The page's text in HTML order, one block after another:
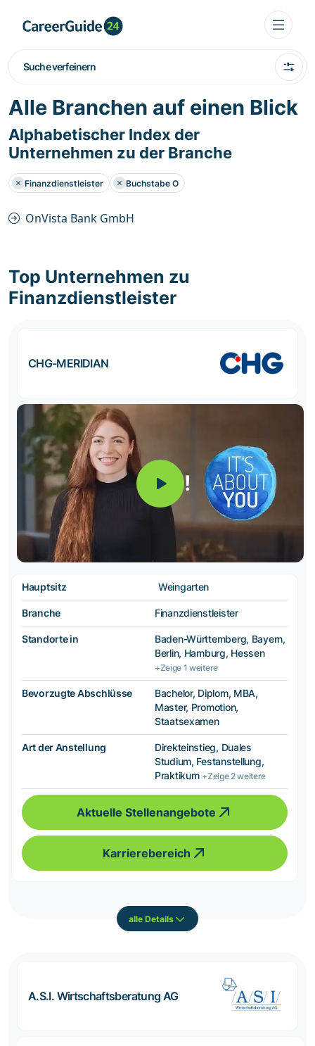
Suche verfeinern
Alle Branchen auf einen Blick
Alphabetischer Index der
Unternehmen zu der Branche
Finanzdienstleister Buchstabe O
OnVista Bank GmbH
Top Unternehmen zu
Finanzdienstleister
CHG-MERIDIAN
Hauptsitz Weingarten
Branche Finanzdienstleister
Standorte in
Baden-Württemberg, Bayern,
Berlin, Hamburg, Hessen
+Zeige 1 weitere
Bevorzugte Abschlüsse
Bachelor, Diplom, MBA,
Master, Promotion,
Staatsexamen
Art der Anstellung
Direkteinstieg, Duales
Studium, Festanstellung,
Praktikum +Zeige 2 weitere
Aktuelle Stellenangebote
Karrierebereich
alle Details
A.S.I. Wirtschaftsberatung AG